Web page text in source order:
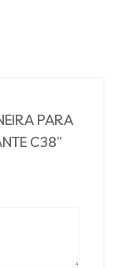
PARA
C38”